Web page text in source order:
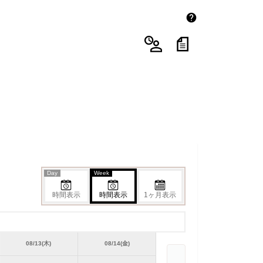
時間表示
Day
時間表示
Week
1ヶ月表示
08/13(木) 08/14(金)